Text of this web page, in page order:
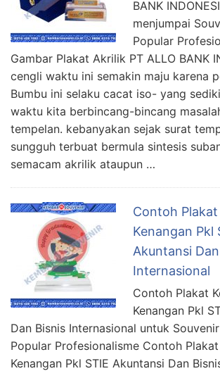
BANK
menjumpai
Popular
Gambar Plakat Akrilik PT ALLO BANK
cengli waktu ini semakin maju karena
Bumbu ini selaku cacat iso- yang
waktu kita berbincang-bincang
tempelan. kebanyakan sejak surat
sungguh terbuat bermula sintesis
semacam akrilik ataupun …
Contoh Plakat
Kenangan Pkl
Akuntansi
Internasional
Contoh Plakat
Kenangan Pkl
Dan Bisnis Internasional untuk
Popular Profesionalisme Contoh Plakat
Kenangan Pkl STIE Akuntansi Dan